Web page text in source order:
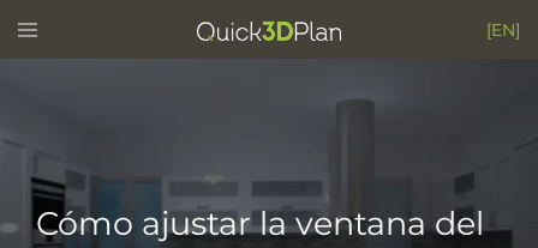
Toggle
menu [EN]
Cómo ajustar la ventana del